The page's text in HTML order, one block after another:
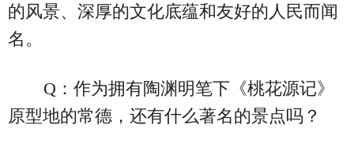
的风景、深厚的文化底蕴和友好的人民而闻
名。
Q：作为拥有陶渊明笔下《桃花源记》
原型地的常德，还有什么著名的景点吗？